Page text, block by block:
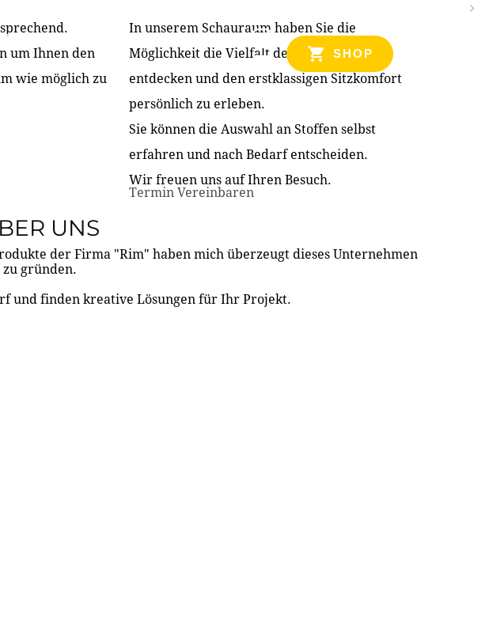
PARTNER & REFERENZEN
SHOP
um Ihnen den
wie möglich zu
In unserem Schauraum haben Sie die
Möglichkeit die Vielfalt der Produkte zu
entdecken und den erstklassigen Sitzkomfort
persönlich zu erleben.
Sie können die Auswahl an Stoffen selbst
erfahren und nach Bedarf entscheiden.
Wir freuen uns auf Ihren Besuch.
Termin Vereinbaren
UNS
der Firma "Rim" haben mich überzeugt dieses Unternehmen
zu gründen.
und finden kreative Lösungen für Ihr Projekt.